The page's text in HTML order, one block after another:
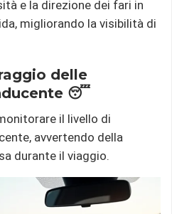
e la direzione dei fari in
migliorando la visibilità di
delle
😴
il livello di
avvertendo della
durante il viaggio.